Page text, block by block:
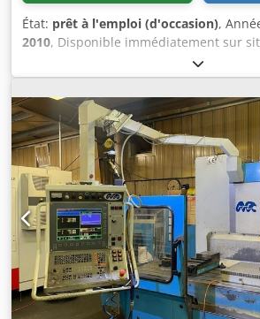
État: prêt à l'emploi (d'occasion),
2010, Disponible immédiatement sur
banc CNC Wagner Type WBE 1300 R
Sinumerik 810 D Table 1500 x 400 mm
Ajzrbxpefxer Déplacements X/Y/Z 1300/
Serrage automatique de la fraise
d'entraînement 12/9 kW Vitesses de
tr/min Volant électronique Vis à billes
outils Poids 4 t Au prix de 5 500 euros